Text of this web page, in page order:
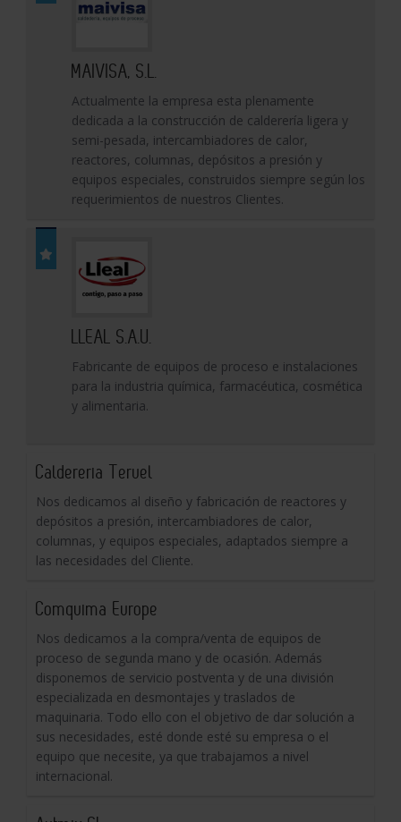
MAIVISA, S.L.
Actualmente la empresa esta plenamente
dedicada a la construcción de calderería ligera y
semi-pesada, intercambiadores de calor,
reactores, columnas, depósitos a presión y
equipos especiales, construidos siempre según los
requerimientos de nuestros Clientes.
LLEAL S.A.U.
Fabricante de equipos de proceso e instalaciones
para la industria química, farmacéutica, cosmética
y alimentaria.
Caldereria Teruel
Nos dedicamos al diseño y fabricación de reactores y
depósitos a presión, intercambiadores de calor,
columnas, y equipos especiales, adaptados siempre a
las necesidades del Cliente.
Comquima Europe
Nos dedicamos a la compra/venta de equipos de
proceso de segunda mano y de ocasión. Además
disponemos de servicio postventa y de una división
especializada en desmontajes y traslados de
maquinaria. Todo ello con el objetivo de dar solución a
sus necesidades, esté donde esté su empresa o el
equipo que necesite, ya que trabajamos a nivel
internacional.